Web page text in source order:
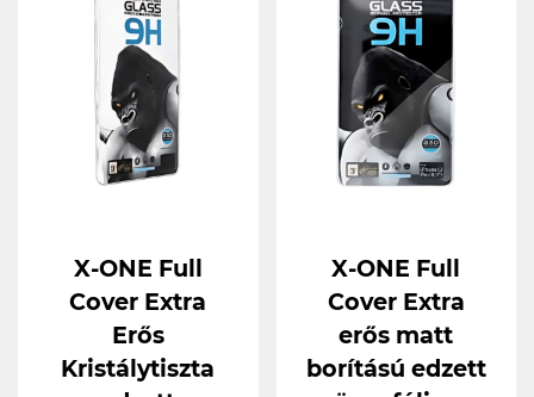
X-ONE Full
Cover Extra
Erős
Kristálytiszta
X-ONE Full
Cover Extra
erős matt
borítású edzett